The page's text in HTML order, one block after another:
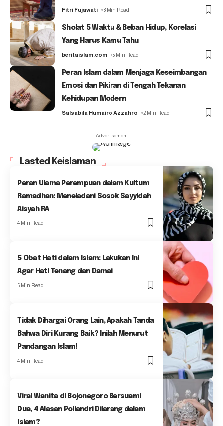
Fitri Fujawati 3 Min Read
Sholat 5 Waktu & Beban Hidup, Korelasi
Yang Harus Kamu Tahu
beritaislam.com 5 Min Read
Peran Islam dalam Menjaga Keseimbangan
Emosi dan Pikiran di Tengah Tekanan
Kehidupan Modern
Salsabila Humairo Azzahro 2 Min Read
- Advertisement -
Lasted Keislaman
Peran Ulama Perempuan dalam Kultum
Ramadhan: Meneladani Sosok Sayyidah
Aisyah RA
4 Min Read
5 Obat Hati dalam Islam: Lakukan Ini
Agar Hati Tenang dan Damai
5 Min Read
Tidak Dihargai Orang Lain, Apakah Tanda
Bahwa Diri Kurang Baik? Inilah Menurut
Pandangan Islam!
4 Min Read
Viral Wanita di Bojonegoro Bersuami
Dua, 4 Alasan Poliandri Dilarang dalam
Islam?